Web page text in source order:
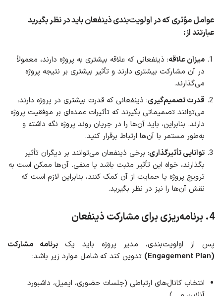
عوامل مؤثری که در اولویت‌بندی ذینفعان باید در نظر بگیرید
عبارتند از:
میزان علاقه: ذینفعانی که علاقه بیشتری به پروژه دارند، معمولاً
در آن مشارکت بیشتری دارند و تأثیر بیشتری بر نتیجه پروژه
می‌گذارند.
قدرت تصمیم‌گیری: ذینفعانی که قدرت بیشتری در پروژه دارند،
می‌توانند تصمیماتی بگیرند که تأثیرات عمده‌ای بر موفقیت پروژه
دارند. بنابراین، باید آن‌ها را در جریان روند پروژه نگه داشته و
به‌طور مستمر با آن‌ها ارتباط برقرار کنید.
توانایی تأثیرگذاری: برخی ذینفعان می‌توانند بر دیگران تأثیر
بگذارند، خواه این تأثیر مثبت باشد یا منفی. آن‌ها ممکن است به
ترویج پروژه یا حمایت از آن کمک کنند، بنابراین لازم است که
نقش آن‌ها را نیز در نظر بگیرید.
4. برنامه‌ریزی برای مشارکت ذینفعان
پس از اولویت‌بندی، مدیر پروژه باید یکبرنامه مشارکت
(Engagement Plan)
تدوین کند که شامل موارد زیر باشد:
انتخاب کانال‌های ارتباطی (جلسات حضوری، ایمیل، داشبورد